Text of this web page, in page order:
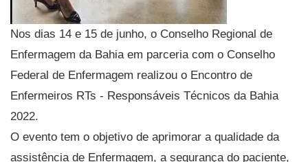
Nos dias 14 e 15 de junho, o Conselho Regional de
Enfermagem da Bahia em parceria com o Conselho
Federal de Enfermagem realizou o Encontro de
Enfermeiros RTs - Responsáveis Técnicos da Bahia
2022.
O evento tem o objetivo de aprimorar a qualidade da
assistência de Enfermagem, a segurança do paciente,